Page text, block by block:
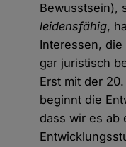
Bewusstsein),
leidensfähig,
Interessen,
gar juristisch
Erst mit der
beginnt die
dass wir es ab